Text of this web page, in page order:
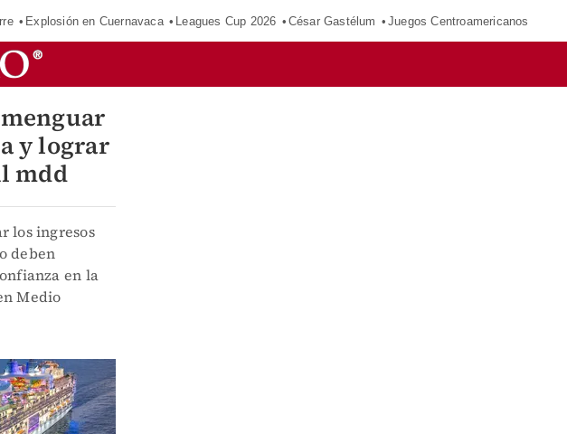
Explosión en Cuernavaca Leagues Cup 2026 César Gastélum Juegos Centroamericanos
y lograr
mdd
los ingresos
deben
en la
Medio